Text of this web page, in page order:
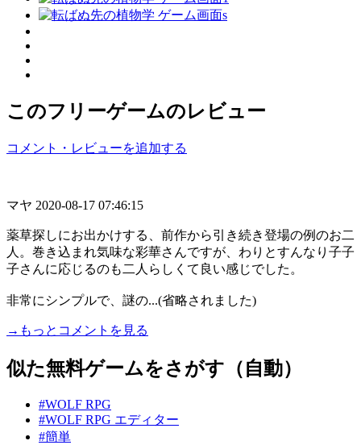
このフリーゲームのレビュー
コメント・レビューを追加する
マヤ 2020-08-17 07:46:15
薬草探しにお出かけする、前作から引き続き登場の例のお二
人。巻き込まれ気味な彩華さんですが、わりとすんなり子子
子さんに応じるのも二人らしくて良い感じでした。
非常にシンプルで、謎の...(省略されました)
→もっとコメントを見る
似た無料ゲームをさがす（自動）
#WOLF RPG
#WOLF RPG エディター
#簡単